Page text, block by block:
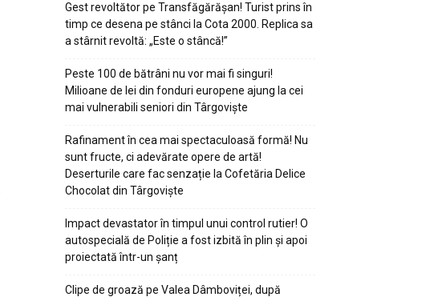
Gest revoltător pe Transfăgărășan! Turist prins în
timp ce desena pe stânci la Cota 2000. Replica sa
a stârnit revoltă: „Este o stâncă!”
Peste 100 de bătrâni nu vor mai fi singuri!
Milioane de lei din fonduri europene ajung la cei
mai vulnerabili seniori din Târgoviște
Rafinament în cea mai spectaculoasă formă! Nu
sunt fructe, ci adevărate opere de artă!
Deserturile care fac senzație la Cofetăria Delice
Chocolat din Târgoviște
Impact devastator în timpul unui control rutier! O
autospecială de Poliție a fost izbită în plin și apoi
proiectată într-un șanț
Clipe de groază pe Valea Dâmboviței, după